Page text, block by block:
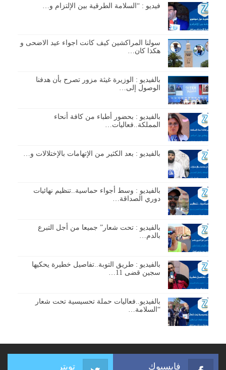
فيديو : “السلامة الطرقية بين الإلتزام و…
سولنا المراكشين كيف كانت اجواء عيد الاضحى و
هكذا كان…
بالفيديو : الوزيرة غيثة مزور تصرح بأن هدفنا
الوصول إلى…
بالفيديو : بحضور أطباء من كافة أنحاء
المملكة..فعاليات…
بالفيديو : بعد الكثير من الإتهامات بالإختلالات و…
بالفيديو : وسط أجواء حماسية..تنظيم نهائيات
دوري الصداقة…
بالفيديو : تحت شعار” جميعا من أجل التبرع
بالدم…
بالفيديو : طريق التوبة..تفاصيل خطيرة يحكيها
سجين قضى 11…
بالفيديو..فعاليات حملة تحسيسية تحت شعار
“السلامة…
فايسبوك تويتر